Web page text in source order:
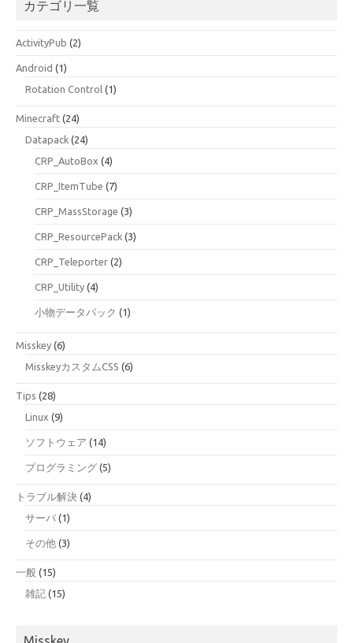
カテゴリ一覧
ActivityPub (2)
Android (1)
Rotation Control (1)
Minecraft (24)
Datapack (24)
CRP_AutoBox (4)
CRP_ItemTube (7)
CRP_MassStorage (3)
CRP_ResourcePack (3)
CRP_Teleporter (2)
CRP_Utility (4)
小物データパック (1)
Misskey (6)
MisskeyカスタムCSS (6)
Tips (28)
Linux (9)
ソフトウェア (14)
プログラミング (5)
トラブル解決 (4)
サーバ (1)
その他 (3)
一般 (15)
雑記 (15)